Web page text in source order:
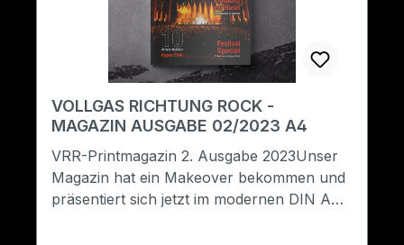
VOLLGAS RICHTUNG ROCK -
MAGAZIN AUSGABE 02/2023 A4
VRR-Printmagazin 2. Ausgabe 2023Unser
Magazin hat ein Makeover bekommen und
präsentiert sich jetzt im modernen DIN A4